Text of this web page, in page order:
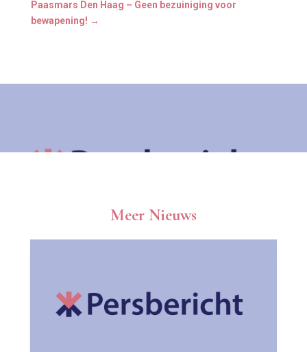
Paasmars Den Haag – Geen bezuiniging voor
bewapening! →
Meer Nieuws